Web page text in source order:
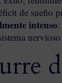
de sueño
intenso
nervioso